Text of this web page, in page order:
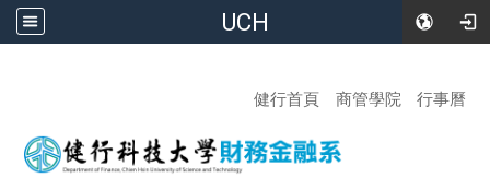
UCH
健行首頁
商管學院 行事曆